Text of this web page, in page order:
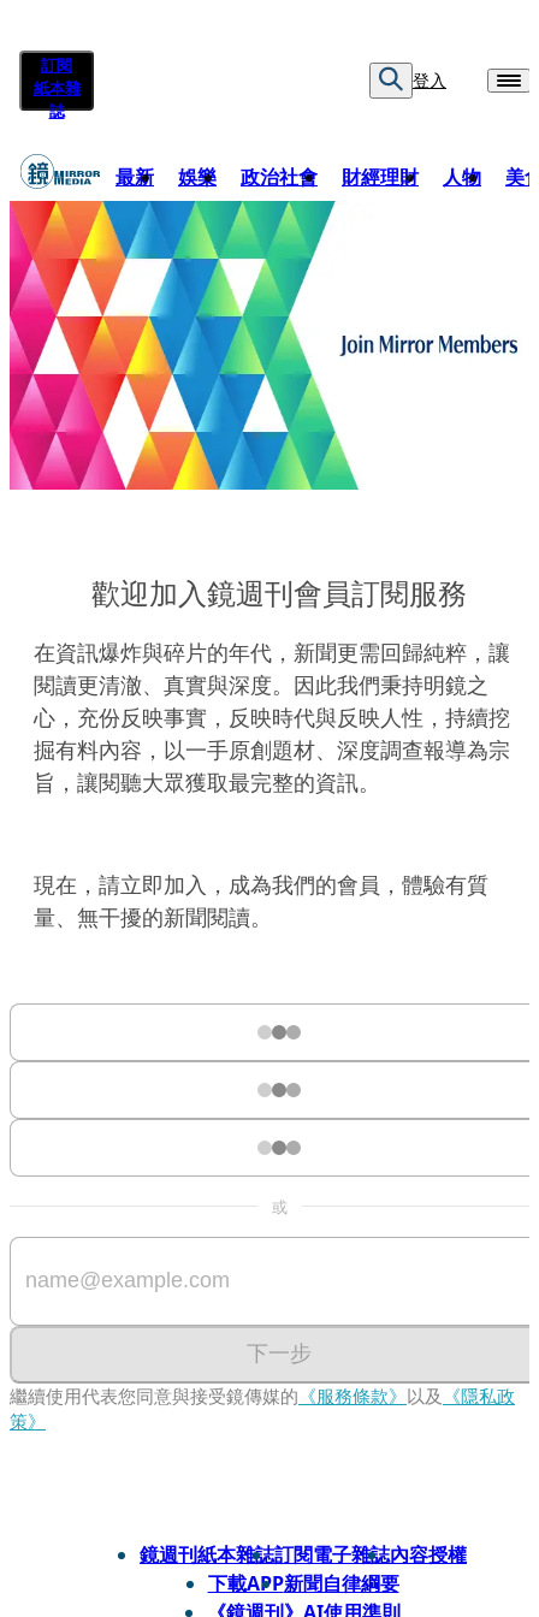
訂閱
紙本雜
誌
登入
最新 娛樂 政治社會 財經理財 人物 美
歡迎加入鏡週刊會員訂閱服務
在資訊爆炸與碎片的年代，新聞更需回歸純粹，讓
閱讀更清澈、真實與深度。因此我們秉持明鏡之
心，充份反映事實，反映時代與反映人性，持續挖
掘有料內容，以一手原創題材、深度調查報導為宗
旨，讓閱聽大眾獲取最完整的資訊。
現在，請立即加入，成為我們的會員，體驗有質
量、無干擾的新聞閱讀。
或
下一步
繼續使用代表您同意與接受鏡傳媒的 《服務條款》 以及 《隱私政
策》
鏡週刊紙本雜誌訂閱電子雜誌內容授權
下載APP新聞自律綱要